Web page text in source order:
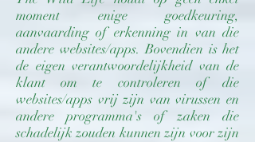
moment enige goedkeuring,
aanvaarding of erkenning in van die
andere websites/apps. Bovendien is het
de eigen verantwoordelijkheid van de
klant om te controleren of die
websites/apps vrij zijn van virussen en
andere programma's of zaken die
schadelijk zouden kunnen zijn voor zijn